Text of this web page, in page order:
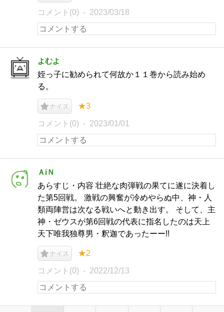
コメント(0) 2023/03/18
よむよ
姪っ子に勧められて何故か１１巻から読み始め
る。
ナイス ★3
コメント(0) 2023/01/01
ＡiＮ
あらすじ・内容 壮絶な肉弾戦の果てに遂に決着し
た第5回戦。 激戦の興奮が冷めやらぬ中、神・人
類両陣営は次なる戦いへと動き出す。 そして、主
神・ゼウスが第6回戦の代表に指名したのは天上
天下唯我独尊男・釈迦であったーー!!
ナイス ★2
コメント(0) 2022/12/13